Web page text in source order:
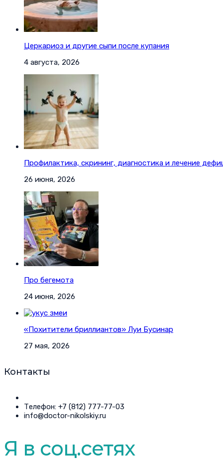
Церкариоз и другие сыпи после купания
4 августа, 2026
Профилактика, скрининг, диагностика и лечение
26 июня, 2026
Про бегемота
24 июня, 2026
«Похитители бриллиантов» Луи Бусинар
27 мая, 2026
Контакты
Телефон: +7 (812) 777-77-03
info@doctor-nikolskiy.ru
Я в соц.сетях